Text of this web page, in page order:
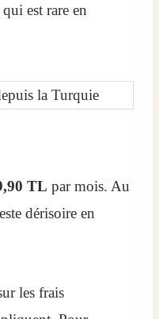
est rare en
TL par mois. Au
dérisoire en
les frais